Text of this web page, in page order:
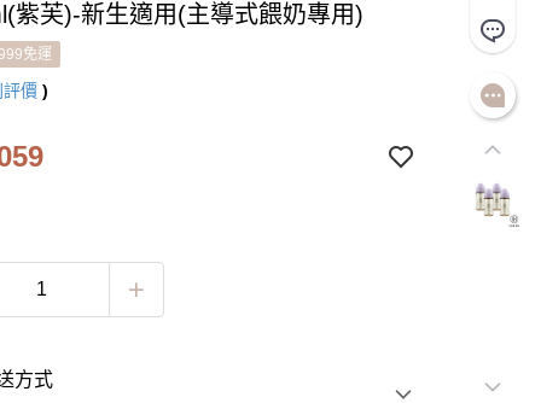
紫芙)-新生適用(主導式餵奶專用)
免運
評價 )
方式